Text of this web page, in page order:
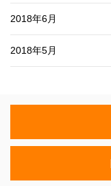
2018年6月
2018年5月